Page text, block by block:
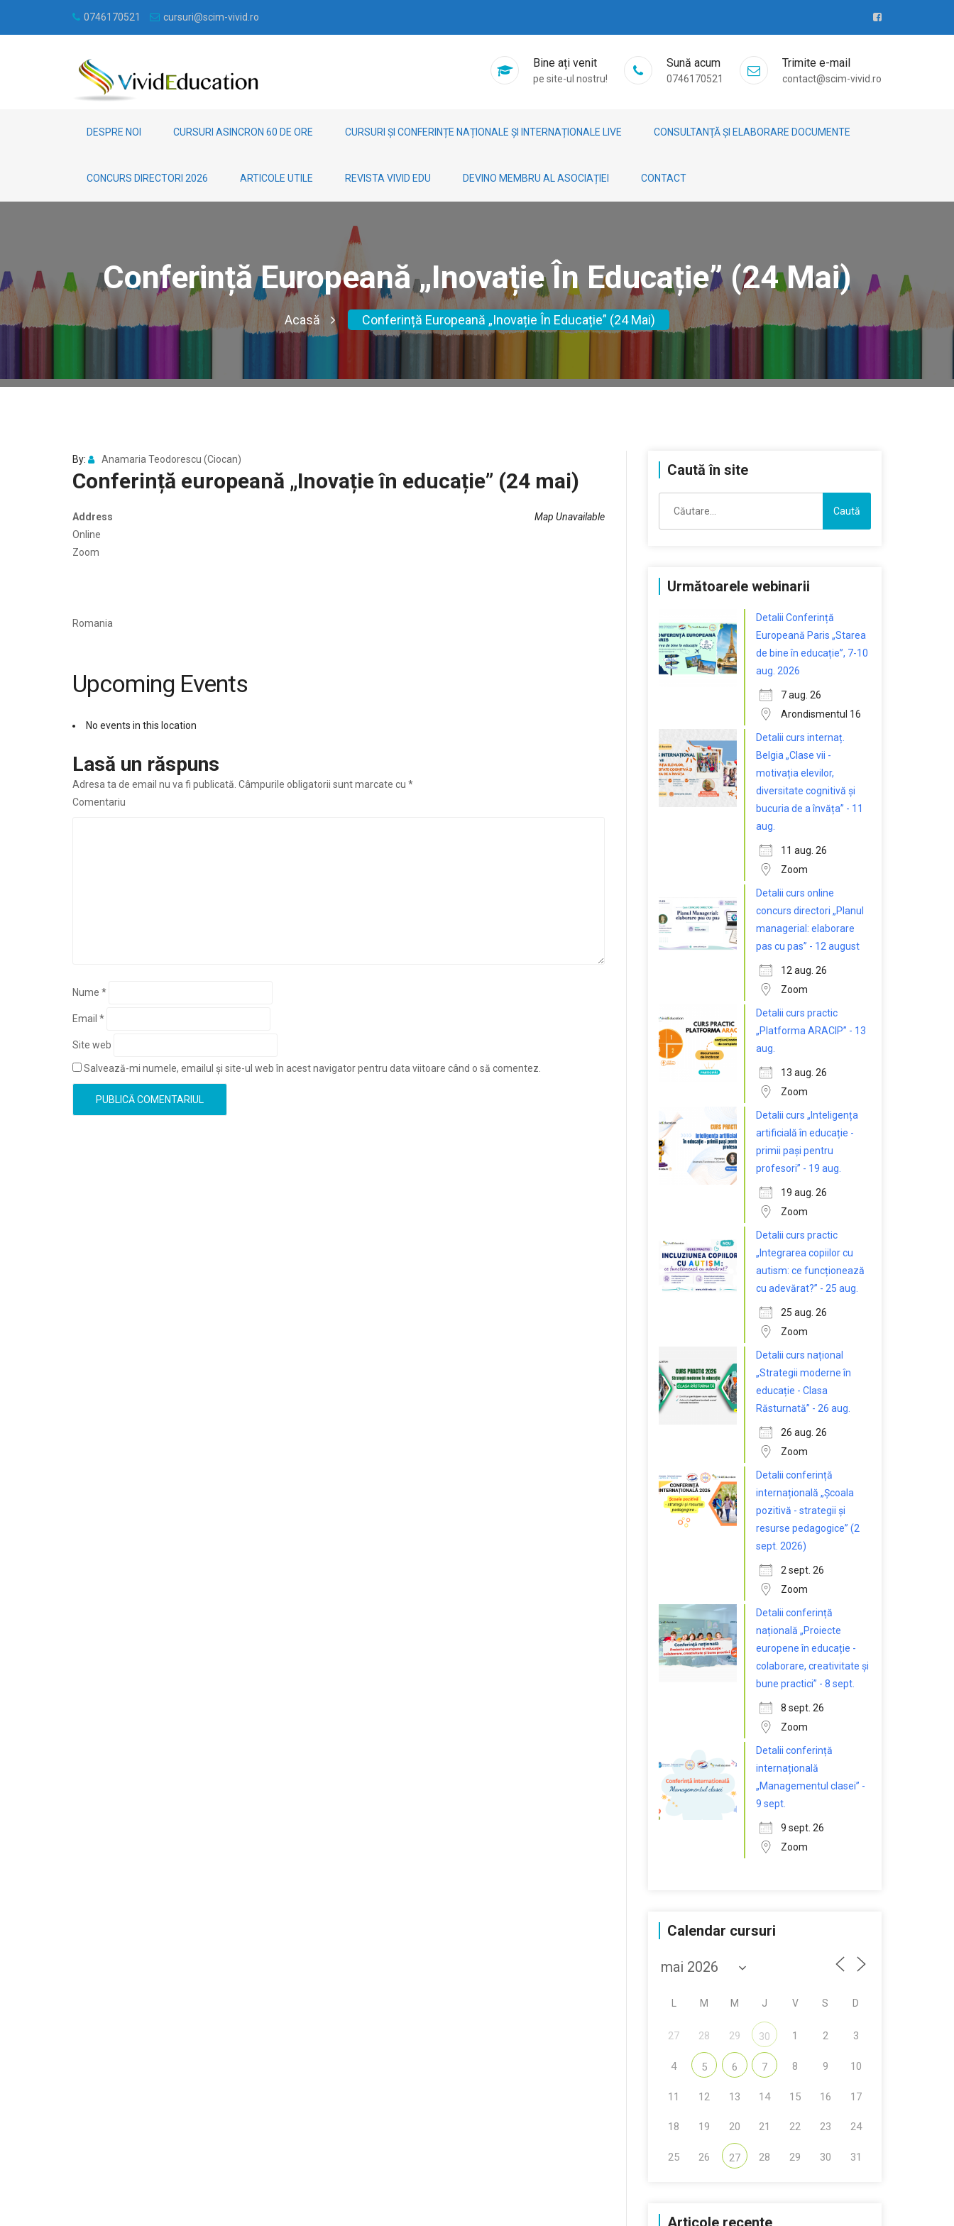
0746170521 cursuri@scim-vivid.ro
Bine ați venit
pe site-ul nostru!
Sună acum
0746170521
Trimite e-mail
contact@scim-vivid.ro
DESPRE NOI CURSURI ASINCRON 60 DE ORE CURSURI ȘI CONFERINȚE NAȚIONALE ȘI INTERNAȚIONALE LIVE CONSULTANŢĂ ȘI ELABORARE DOCUMENTE
CONCURS DIRECTORI 2026 ARTICOLE UTILE REVISTA VIVID EDU DEVINO MEMBRU AL ASOCIAȚIEI CONTACT
Conferință Europeană „Inovație În Educație” (24 Mai)
Acasă Conferință Europeană „Inovație În Educație” (24 Mai)
By: Anamaria Teodorescu (Ciocan)
Conferință europeană „Inovație în educație” (24 mai)
Map Unavailable
Address
Online
Zoom
Romania
Upcoming Events
No events in this location
Lasă un răspuns
Adresa ta de email nu va fi publicată. Câmpurile obligatorii sunt marcate cu *
Comentariu
Nume *
Email *
Site web
Salvează-mi numele, emailul și site-ul web în acest navigator pentru data viitoare când o să comentez.
Caută în site
după:
Următoarele webinarii
Detalii Conferință
Europeană Paris „Starea
de bine în educație”, 7-10
aug. 2026
7 aug. 26
Arondismentul 16
Detalii curs internaț.
Belgia „Clase vii -
motivația elevilor,
diversitate cognitivă și
bucuria de a învăța” - 11
aug.
11 aug. 26
Zoom
Detalii curs online
concurs directori „Planul
managerial: elaborare
pas cu pas” - 12 august
12 aug. 26
Zoom
Detalii curs practic
„Platforma ARACIP” - 13
aug.
13 aug. 26
Zoom
Detalii curs „Inteligența
artificială în educație -
primii pași pentru
profesori” - 19 aug.
19 aug. 26
Zoom
Detalii curs practic
„Integrarea copiilor cu
autism: ce funcționează
cu adevărat?” - 25 aug.
25 aug. 26
Zoom
Detalii curs național
„Strategii moderne în
educație - Clasa
Răsturnată” - 26 aug.
26 aug. 26
Zoom
Detalii conferință
internațională „Școala
pozitivă - strategii și
resurse pedagogice” (2
sept. 2026)
2 sept. 26
Zoom
Detalii conferință
națională „Proiecte
europene în educație -
colaborare, creativitate și
bune practici” - 8 sept.
8 sept. 26
Zoom
Detalii conferință
internațională
„Managementul clasei” -
9 sept.
9 sept. 26
Zoom
Calendar cursuri
M M J V S D
27 28 29 30 1 2 3
4 5 6 7 8 9 10
11 12 13 14 15 16 17
18 19 20 21 22 23 24
25 26 27 28 29 30 31
Articole recente